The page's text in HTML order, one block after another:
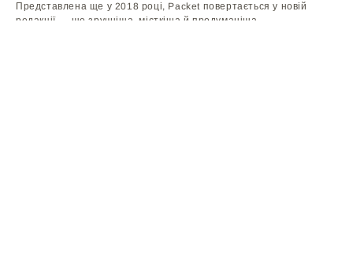
Представлена ще у 2018 році, Packet повертається у новій
редакції — ще зручніша, місткіша й продуманіша.
ДОДАТИ ДО КОШИКА